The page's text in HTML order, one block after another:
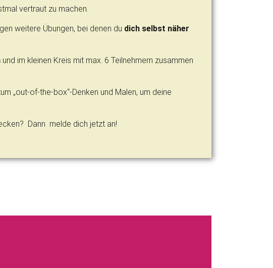
vertraut zu machen.
weitere Übungen, bei denen du dich selbst näher
und im kleinen Kreis mit max. 6 Teilnehmern zusammen
„out-of-the-box“-Denken und Malen, um deine
Dann melde dich jetzt an!